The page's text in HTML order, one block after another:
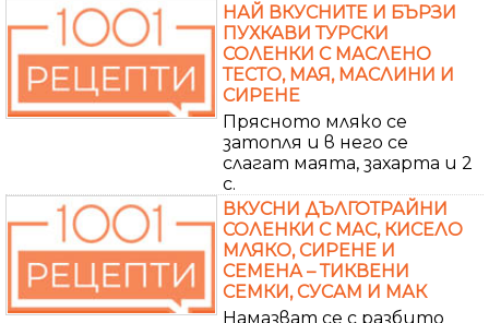
НАЙ ВКУСНИТЕ И БЪРЗИ
ПУХКАВИ ТУРСКИ
СОЛЕНКИ С МАСЛЕНО
ТЕСТО, МАЯ, МАСЛИНИ И
СИРЕНЕ
Прясното мляко се
затопля и в него се
слагат маята, захарта и 2
с.
ВКУСНИ ДЪЛГОТРАЙНИ
СОЛЕНКИ С МАС, КИСЕЛО
МЛЯКО, СИРЕНЕ И
СЕМЕНА – ТИКВЕНИ
СЕМКИ, СУСАМ И МАК
Намазват се с разбито